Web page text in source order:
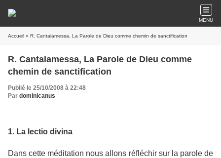
MENU
Accueil » R. Cantalamessa, La Parole de Dieu comme chemin de sanctification
R. Cantalamessa, La Parole de Dieu comme
chemin de sanctification
Publié le 25/10/2008 à 22:48
Par dominicanus
1. La lectio divina
Dans cette méditation nous allons réfléchir sur la parole de